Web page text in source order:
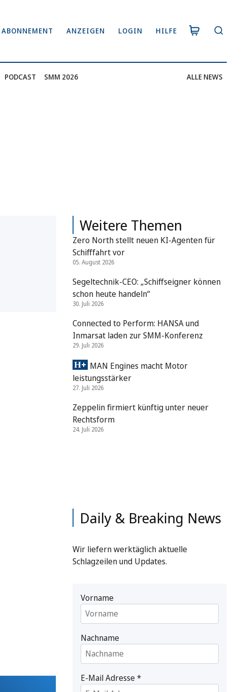
ABONNEMENT ANZEIGEN LOGIN HILFE
PODCAST SMM 2026 ALLE NEWS
Weitere Themen
Zero North stellt neuen KI-Agenten für
Schifffahrt vor
05. August 2026
Segeltechnik-CEO: „Schiffseigner können
schon heute handeln“
30. Juli 2026
Connected to Perform: HANSA und
Inmarsat laden zur SMM-Konferenz
29. Juli 2026
MAN Engines macht Motor
leistungsstärker
27. Juli 2026
Zeppelin firmiert künftig unter neuer
Rechtsform
24. Juli 2026
Daily & Breaking News
Wir liefern werktäglich aktuelle
Schlagzeilen und Updates.
Vorname
Nachname
E-Mail Adresse*